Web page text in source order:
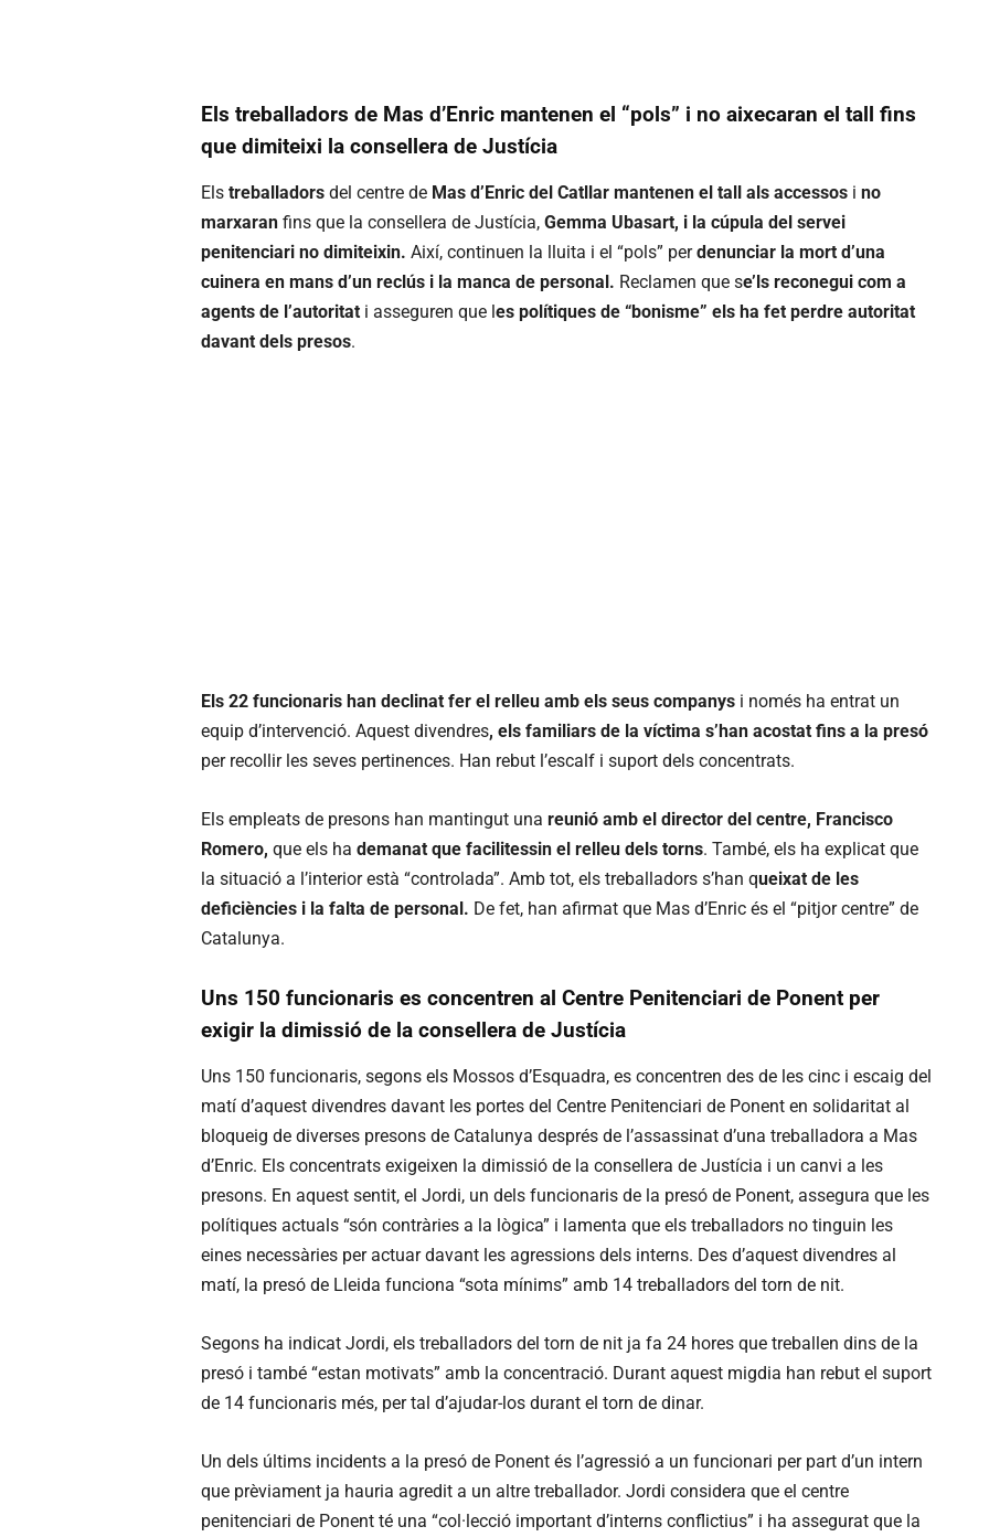
Els treballadors de Mas d’Enric mantenen el “pols” i no aixecaran el tall fins
que dimiteixi la consellera de Justícia
Els treballadors del centre de Mas d’Enric del Catllar mantenen el tall als accessos i no
marxaran fins que la consellera de Justícia, Gemma Ubasart, i la cúpula del servei
penitenciari no dimiteixin. Així, continuen la lluita i el “pols” perdenunciar la mort d’una
cuinera en mans d’un reclús i la manca de personal. Reclamen que se’ls reconegui com a
agents de l’autoritat i asseguren que les polítiques de “bonisme” els ha fet perdre autoritat
davant dels presos.
Els 22 funcionaris han declinat fer el relleu amb els seus companys i només ha entrat un
equip d’intervenció. Aquest divendres, els familiars de la víctima s’han acostat fins a la presó
per recollir les seves pertinences. Han rebut l’escalf i suport dels concentrats.
Els empleats de presons han mantingut una reunió amb el director del centre, Francisco
Romero, que els ha demanat que facilitessin el relleu dels torns. També, els ha explicat que
la situació a l’interior està “controlada”. Amb tot, els treballadors s’han queixat de les
deficiències i la falta de personal. De fet, han afirmat que Mas d’Enric és el “pitjor centre” de
Catalunya.
Uns 150 funcionaris es concentren al Centre Penitenciari de Ponent per
exigir la dimissió de la consellera de Justícia
Uns 150 funcionaris, segons els Mossos d’Esquadra, es concentren des de les cinc i escaig del
matí d’aquest divendres davant les portes del Centre Penitenciari de Ponent en solidaritat al
bloqueig de diverses presons de Catalunya després de l’assassinat d’una treballadora a Mas
d’Enric. Els concentrats exigeixen la dimissió de la consellera de Justícia i un canvi a les
presons. En aquest sentit, el Jordi, un dels funcionaris de la presó de Ponent, assegura que les
polítiques actuals “són contràries a la lògica” i lamenta que els treballadors no tinguin les
eines necessàries per actuar davant les agressions dels interns. Des d’aquest divendres al
matí, la presó de Lleida funciona “sota mínims” amb 14 treballadors del torn de nit.
Segons ha indicat Jordi, els treballadors del torn de nit ja fa 24 hores que treballen dins de la
presó i també “estan motivats” amb la concentració. Durant aquest migdia han rebut el suport
de 14 funcionaris més, per tal d’ajudar-los durant el torn de dinar.
Un dels últims incidents a la presó de Ponent és l’agressió a un funcionari per part d’un intern
que prèviament ja hauria agredit a un altre treballador. Jordi considera que el centre
penitenciari de Ponent té una “col·lecció important d’interns conflictius” i ha assegurat que la